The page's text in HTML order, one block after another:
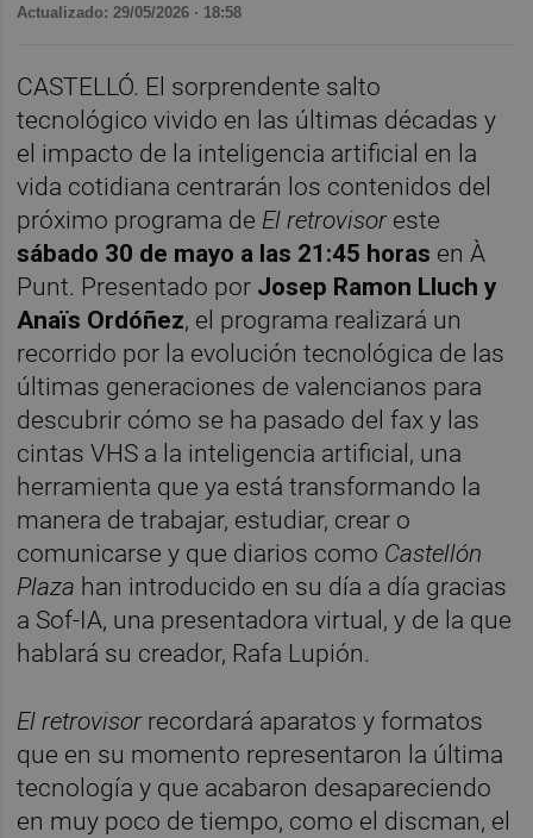
Actualizado: 29/05/2026 · 18:58
CASTELLÓ. El sorprendente salto
tecnológico vivido en las últimas décadas y
el impacto de la inteligencia artificial en la
vida cotidiana centrarán los contenidos del
próximo programa de El retrovisor este
sábado 30 de mayo a las 21:45 horas en À
Punt. Presentado por Josep Ramon Lluch y
Anaïs Ordóñez, el programa realizará un
recorrido por la evolución tecnológica de las
últimas generaciones de valencianos para
descubrir cómo se ha pasado del fax y las
cintas VHS a la inteligencia artificial, una
herramienta que ya está transformando la
manera de trabajar, estudiar, crear o
comunicarse y que diarios como Castellón
Plaza han introducido en su día a día gracias
a Sof-IA, una presentadora virtual, y de la que
hablará su creador, Rafa Lupión.
El retrovisorrecordará aparatos y formatos
que en su momento representaron la última
tecnología y que acabaron desapareciendo
en muy poco de tiempo, como el discman, el